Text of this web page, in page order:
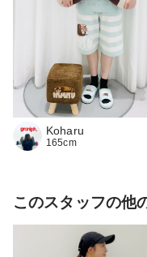
Koharu
165cm
このスタッフの他